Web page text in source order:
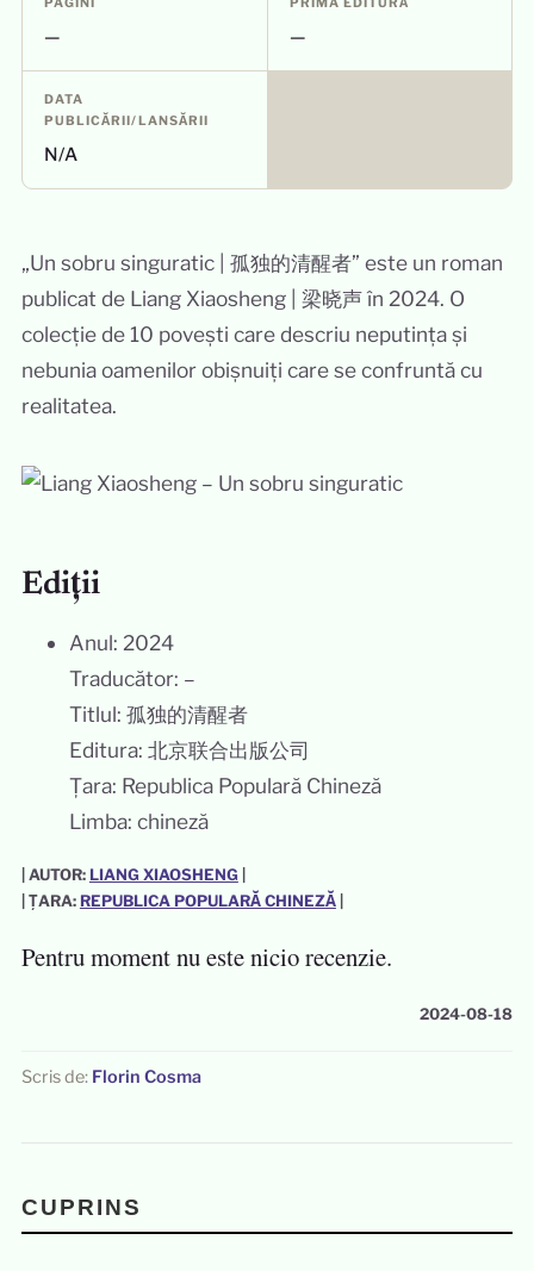
— —
DATA
PUBLICĂRII/LANSĂRII
N/A
„Un sobru singuratic | 孤独的清醒者” este un roman
publicat de Liang Xiaosheng | 梁晓声 în 2024. O
colecție de 10 povești care descriu neputința și
nebunia oamenilor obișnuiți care se confruntă cu
realitatea.
Ediții
Anul: 2024
Traducător: –
Titlul: 孤独的清醒者
Editura: 北京联合出版公司
Țara: Republica Populară Chineză
Limba: chineză
| AUTOR: LIANG XIAOSHENG |
| ȚARA: REPUBLICA POPULARĂ CHINEZĂ|
Pentru moment nu este nicio recenzie.
2024-08-18
Scris de: Florin Cosma
CUPRINS